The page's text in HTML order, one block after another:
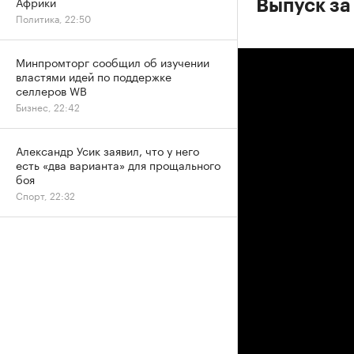
Выпуск
Политика, 22:50
Минпромторг сообщил об изучении
властями идей по поддержке
селлеров WB
Бизнес, 22:42
Александр Усик заявил, что у него
есть «два варианта» для прощального
боя
Спорт, 22:32